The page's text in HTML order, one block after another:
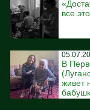
все
В
живет